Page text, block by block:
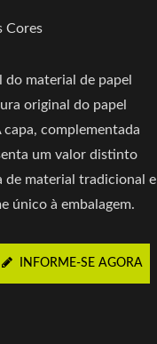
Cores
do material de papel
original do papel
complementada
um valor distinto
de material tradicional e
único à embalagem.
INFORME-SE AGORA